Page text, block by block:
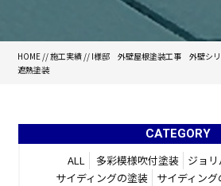
HOME //施工実績 // I様邸 外壁屋根塗装工事 外壁シ
遮熱塗装
CATEGORY
ALL 多彩模様吹付塗装
ジョ
サイディングの塗装
サイディン